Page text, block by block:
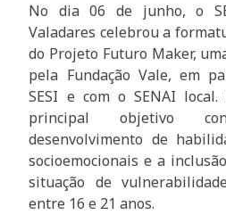
No dia 06 de junho, o
Valadares celebrou a
do Projeto Futuro Maker,
pela Fundação Vale, em
SESI e com o SENAI
principal objetivo
desenvolvimento de
socioemocionais e a
situação de
entre 16 e 21 anos.